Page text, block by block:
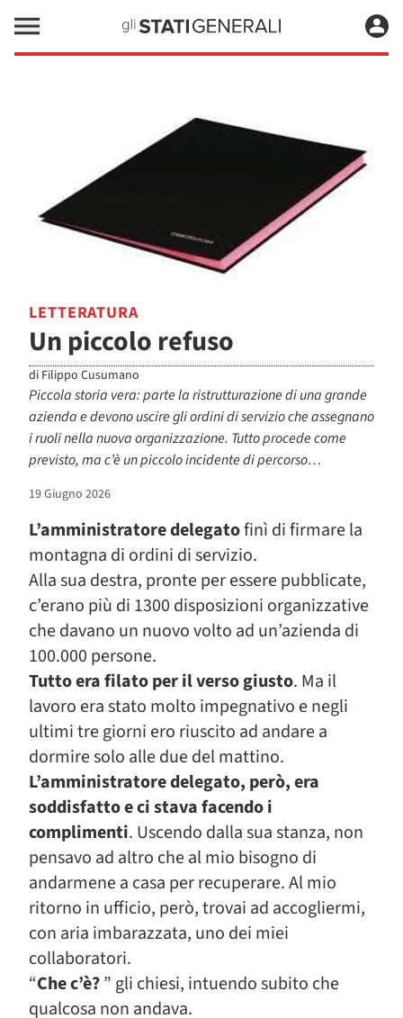
LETTERATURA
Un piccolo refuso
di Filippo Cusumano
Piccola storia vera: parte la ristrutturazione di una grande
azienda e devono uscire gli ordini di servizio che assegnano
i ruoli nella nuova organizzazione. Tutto procede come
previsto, ma c’è un piccolo incidente di percorso…
19 Giugno 2026
L’amministratore delegatofinì di firmare la
montagna di ordini di servizio.
Alla sua destra, pronte per essere pubblicate,
c’erano più di 1300 disposizioni organizzative
che davano un nuovo volto ad un’azienda di
100.000 persone.
Tutto era filato per il verso giusto. Ma il
lavoro era stato molto impegnativo e negli
ultimi tre giorni ero riuscito ad andare a
dormire solo alle due del mattino.
L’amministratore delegato, però, era
soddisfatto e ci stava facendo i
complimenti. Uscendo dalla sua stanza, non
pensavo ad altro che al mio bisogno di
andarmene a casa per recuperare. Al mio
ritorno in ufficio, però, trovai ad accogliermi,
con aria imbarazzata, uno dei miei
collaboratori.
“Che c’è?” gli chiesi, intuendo subito che
qualcosa non andava.